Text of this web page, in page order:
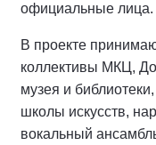
официальные лица.
В проекте
коллективы МКЦ,
музея и
школы искусств,
вокальный